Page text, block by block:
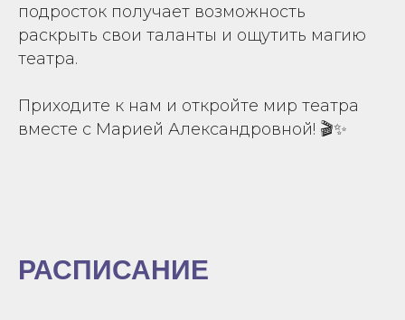
подросток получает возможность
раскрыть свои таланты и ощутить магию
театра.
Приходите к нам и откройте мир театра
вместе с Марией Александровной! 🎬✨
РАСПИСАНИЕ